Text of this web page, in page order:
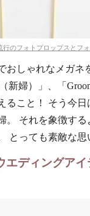
のフォトプロップスとフ
おしゃれなメガネ
新婦）」、「
ること！ そう今
。 それを象徴する
とっても素敵な
エディングア